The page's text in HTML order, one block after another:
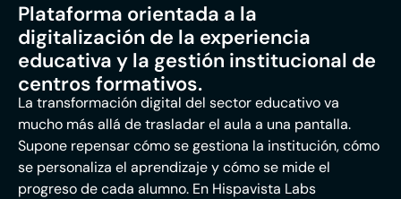
Plataforma orientada a la
digitalización de la experiencia
educativa y la gestión institucional de
centros formativos.
La transformación digital del sector educativo va
mucho más allá de trasladar el aula a una pantalla.
Supone repensar cómo se gestiona la institución, cómo
se personaliza el aprendizaje y cómo se mide el
progreso de cada alumno. En Hispavista Labs